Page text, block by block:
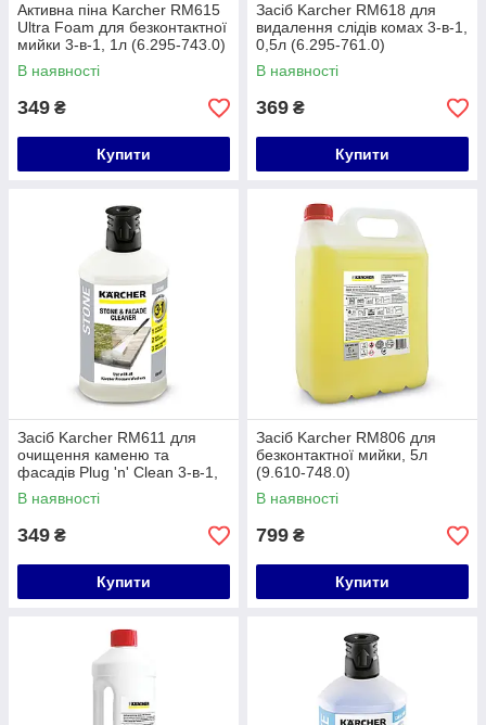
Активна піна Karcher RM615
Ultra Foam для безконтактної
мийки 3-в-1, 1л (6.295-743.0)
В наявності
349 ₴
Купити
Засіб Karcher RM618 для
видалення слідів комах 3-в-1,
0,5л (6.295-761.0)
В наявності
369 ₴
Купити
Засіб Karcher RM611 для
очищення каменю та
фасадів Plug 'n' Clean 3-в-1,
1л (6.295-765.0)
В наявності
349 ₴
Купити
Засіб Karcher RM806 для
безконтактної мийки, 5л
(9.610-748.0)
В наявності
799 ₴
Купити